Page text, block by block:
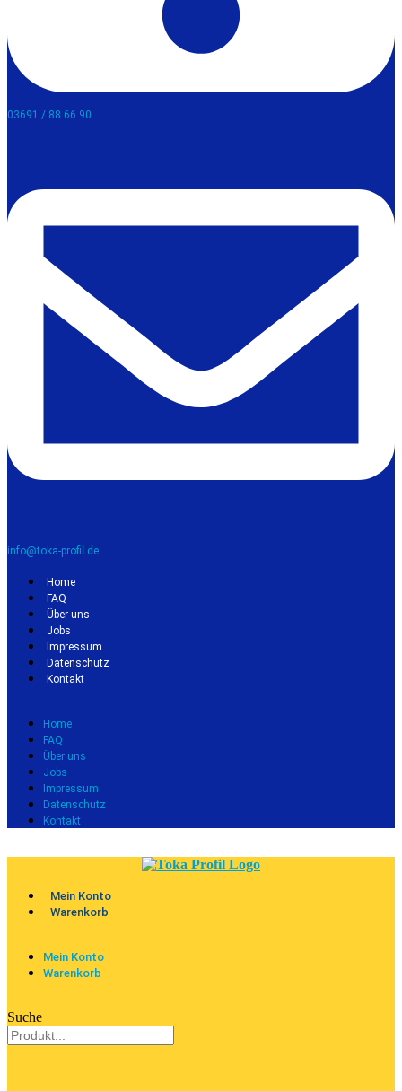
03691 / 88 66 90​
info@toka-profil.de
Home
FAQ
Über uns
Jobs
Impressum
Datenschutz
Kontakt
Home
FAQ
Über uns
Jobs
Impressum
Datenschutz
Kontakt
Mein Konto
Warenkorb
Mein Konto
Warenkorb
Suche